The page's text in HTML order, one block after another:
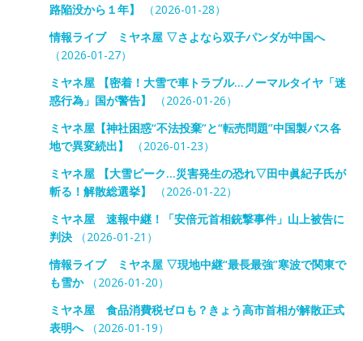
路陥没から１年】
（2026-01-28）
情報ライブ ミヤネ屋 ▽さよなら双子パンダが中国へ
（2026-01-27）
ミヤネ屋 【密着！大雪で車トラブル…ノーマルタイヤ「迷
惑行為」国が警告】
（2026-01-26）
ミヤネ屋【神社困惑“不法投棄”と“転売問題”中国製バス各
地で異変続出】
（2026-01-23）
ミヤネ屋 【大雪ピーク…災害発生の恐れ▽田中眞紀子氏が
斬る！解散総選挙】
（2026-01-22）
ミヤネ屋 速報中継！「安倍元首相銃撃事件」山上被告に
判決（2026-01-21）
情報ライブ ミヤネ屋 ▽現地中継“最長最強”寒波で関東で
も雪か（2026-01-20）
ミヤネ屋 食品消費税ゼロも？きょう高市首相が解散正式
表明へ（2026-01-19）